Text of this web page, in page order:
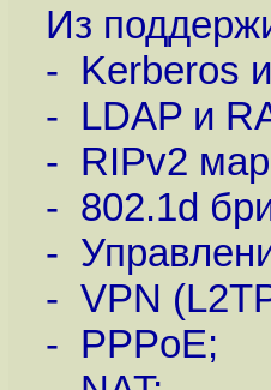
Из
- Kerberos
- LDAP и
- RIPv2
- 802.1d
-
- VPN
- PPPoE;